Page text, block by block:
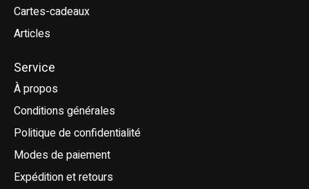
Cartes-cadeaux
Articles
Service
À propos
Conditions générales
Politique de confidentialité
Modes de paiement
Expédition et retours